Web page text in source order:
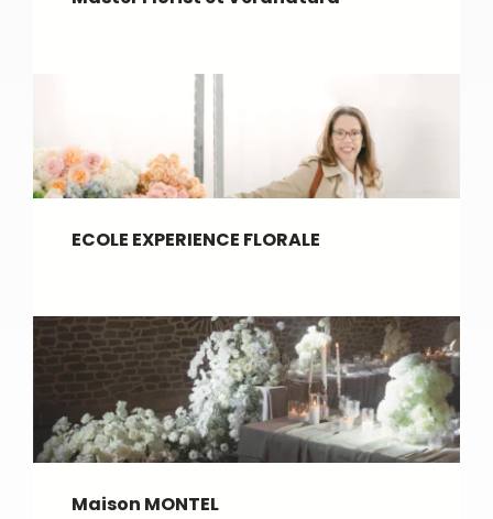
ECOLE EXPERIENCE FLORALE
Maison MONTEL